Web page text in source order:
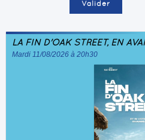
LA FIN D'OAK STREET, EN
Mardi 11/08/2026 à 20h30